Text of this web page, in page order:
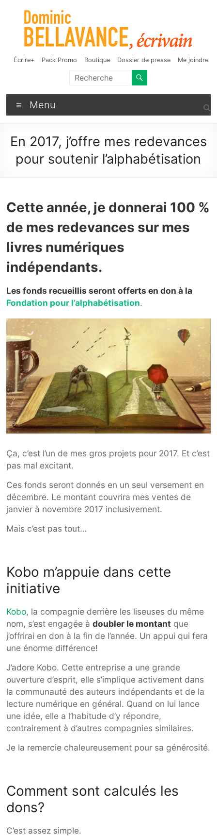
contenu
Dominic Bellavance,
écrivain
Auteur de fantasy, d'humour et d'autres bizarreries
Écrire+ Pack Promo Boutique Dossier de presse Me joindre
Menu
En 2017, j’offre mes redevances
pour soutenir l’alphabétisation
Cette année, je donnerai 100 %
de mes redevances sur mes
livres numériques
indépendants.
Les fonds recueillis seront offerts en don à la
Fondation pour l’alphabétisation.
Ça, c’est l’un de mes gros projets pour 2017. Et c’est
pas mal excitant.
Ces fonds seront donnés en un seul versement en
décembre. Le montant couvrira mes ventes de
janvier à novembre 2017 inclusivement.
Mais c’est pas tout…
Kobo m’appuie dans cette
initiative
Kobo, la compagnie derrière les liseuses du même
nom, s’est engagée àdoubler le montant que
j’offrirai en don à la fin de l’année. Un appui qui fera
une énorme différence!
J’adore Kobo. Cette entreprise a une grande
ouverture d’esprit, elle s’implique activement dans
la communauté des auteurs indépendants et de la
lecture numérique en général. Quand on lui lance
une idée, elle a l’habitude d’y répondre,
contrairement à d’autres compagnies similaires.
Je la remercie chaleureusement pour sa générosité.
Comment sont calculés les
dons?
C’est assez simple.